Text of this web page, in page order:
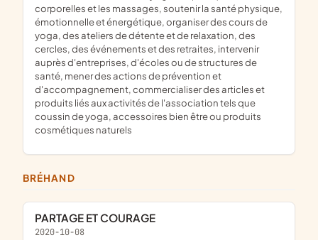
corporelles et les massages, soutenir la santé physique,
émotionnelle et énergétique, organiser des cours de
yoga, des ateliers de détente et de relaxation, des
cercles, des événements et des retraites, intervenir
auprès d'entreprises, d'écoles ou de structures de
santé, mener des actions de prévention et
d'accompagnement, commercialiser des articles et
produits liés aux activités de l'association tels que
coussin de yoga, accessoires bien être ou produits
cosmétiques naturels
BRÉHAND
PARTAGE ET COURAGE
2020-10-08